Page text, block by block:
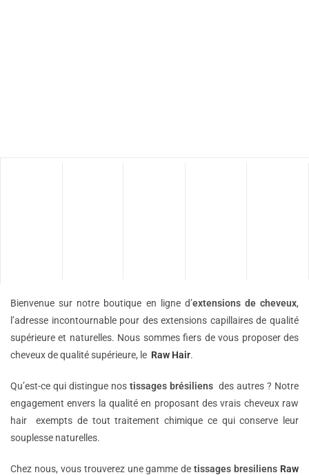
Bienvenue sur notre boutique en ligne d’extensions decheveux,
l’adresse incontournable pour des extensions capillaires de qualité
supérieure et naturelles. Nous sommes fiers de vous proposer des
cheveux de qualité supérieure, le Raw Hair.
Qu’est-ce qui distingue nos tissages brésiliens des autres ? Notre
engagement envers la qualité en proposant des vrais cheveux raw
hair exempts de tout traitement chimique ce qui conserve leur
souplesse naturelles.
Chez nous, vous trouverez une gamme detissages bresiliens Raw